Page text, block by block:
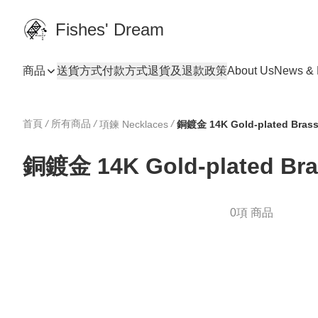
Fishes' Dream
商品 送貨方式付款方式退貨及退款政策About UsNews &
首頁 / 所有商品 / 項鍊 Necklaces / 銅鍍金 14K Gold-plated Brass
銅鍍金 14K Gold-plated
0項 商品